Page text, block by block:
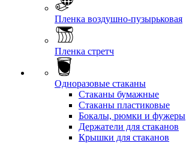
Пленка воздушно-пузырьковая
Пленка стретч
Одноразовые стаканы
Стаканы бумажные
Стаканы пластиковые
Бокалы, рюмки и фужеры
Держатели для стаканов
Крышки для стаканов